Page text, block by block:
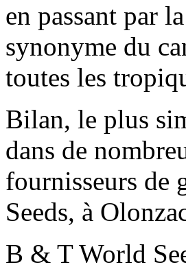
en passant par
synonyme du
toutes les
Bilan, le plus
dans de
fournisseurs de
Seeds, à
B & T World